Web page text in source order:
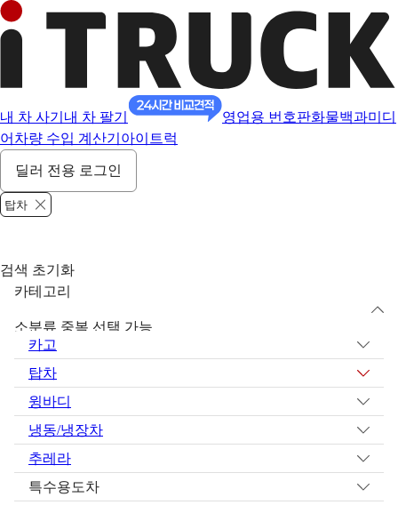
내 차 사기 내 차 팔기 영업용 번호판화물백과미디
어 차량 수입 계산기 아이트럭
딜러 전용 로그인
탑차
검색 초기화
카테고리
소분류 중복 선택 가능
카고
탑차
윙바디
냉동/냉장차
추레라
특수용도차